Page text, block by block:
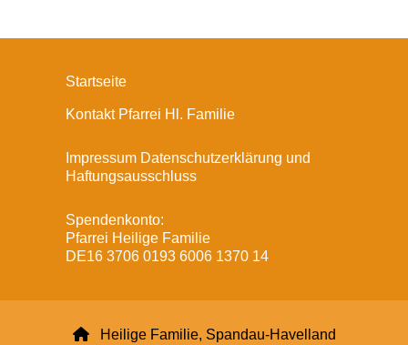
Startseite
Kontakt Pfarrei Hl. Familie
Impressum Datenschutzerklärung und
Haftungsausschluss
Spendenkonto:
Pfarrei Heilige Familie
DE16 3706 0193 6006 1370 14
Heilige Familie, Spandau-Havelland